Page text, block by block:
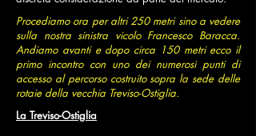
Procediamo ora per altri 250 metri sino a vedere
sulla nostra sinistra vicolo Francesco Baracca.
Andiamo avanti e dopo circa 150 metri ecco il
primo incontro con uno dei numerosi punti di
accesso al percorso costruito sopra la sede delle
rotaie della vecchia Treviso-Ostiglia.
La Treviso-Ostiglia